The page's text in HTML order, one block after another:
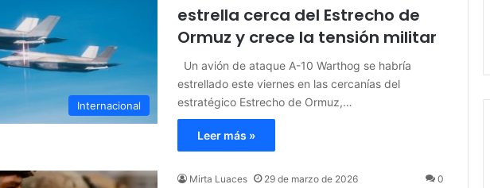
Internacional
estrella cerca del Estrecho de
Ormuz y crece la tensión militar
Un avión de ataque A-10 Warthog se habría
estrellado este viernes en las cercanías del
estratégico Estrecho de Ormuz,…
Leer más »
Mirta Luaces 29 de marzo de 2026 0